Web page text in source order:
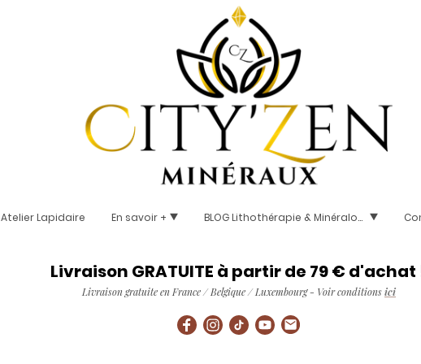
Atelier Lapidaire En savoir + BLOG Lithothérapie & Minéralogie
Livraison GRATUITE à partir de 79 € d'achat
Livraison gratuite en France / Belgique / Luxembourg - Voir conditionsici